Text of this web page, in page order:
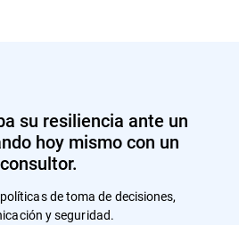
internas o ataques
lo que garantiza
sea realista y útil.
su resiliencia ante un
hoy mismo con un
consultor.
de toma de decisiones,
y seguridad.